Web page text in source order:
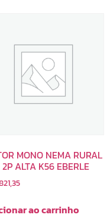
MONO NEMA RURAL
ALTA K56 EBERLE
ao carrinho